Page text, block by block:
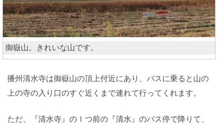
御嶽山。きれいな山です。
播州清水寺は御嶽山の頂上付近にあり、バスに乗ると山の
上の寺の入り口のすぐ近くまで連れて行ってくれます。
ただ、『清水寺』のⅠつ前の『清水』のバス停で降りて、